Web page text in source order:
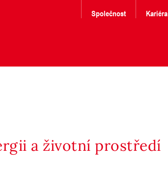
Společnost Kariéra
a životní prostředí